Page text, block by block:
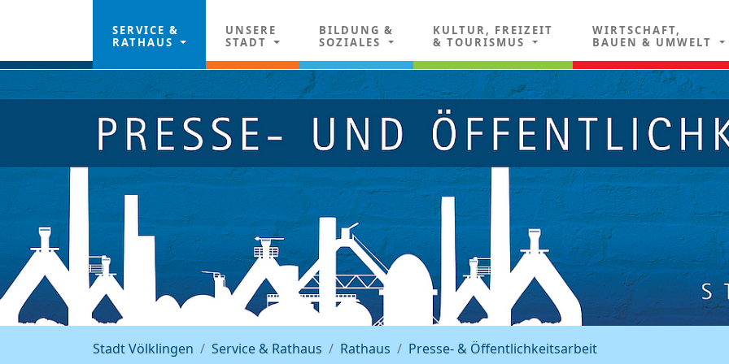
SERVICE &
RATHAUS
UNSERE
STADT
BILDUNG &
SOZIALES
KULTUR, FREIZEIT
& TOURISMUS
WIRTSCHAFT,
BAUEN & UMWELT
Stadt Völklingen Service & Rathaus Rathaus Presse- & Öffentlichkeitsarbeit